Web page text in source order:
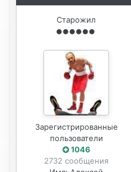
Старожил
Зарегистрированные
пользователи
1046
2732 сообщения